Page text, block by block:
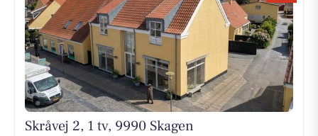
Skråvej 2, 1 tv, 9990 Skagen